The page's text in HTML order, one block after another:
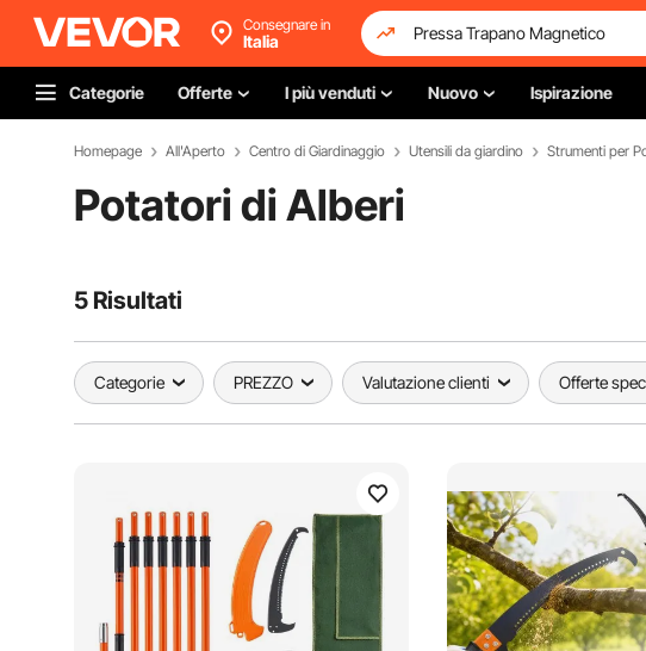
Consegnare in
Italia
Categorie Offerte I più venduti Nuovo Ispirazione
Homepage All'Aperto Centro di Giardinaggio Utensili da giardino Strumenti per
Potatori di Alberi
5 Risultati
Categorie PREZZO Valutazione clienti Offerte